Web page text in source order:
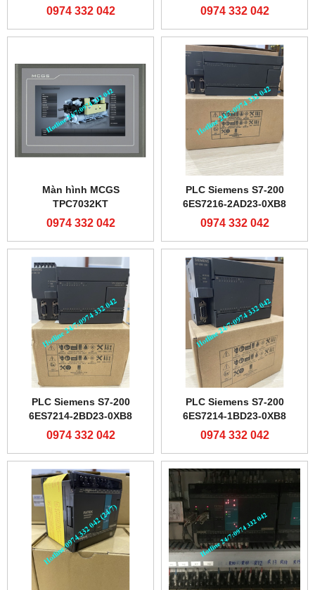
0974 332 042 0974 332 042
Màn hình MCGS
TPC7032KT
0974 332 042
PLC Siemens S7-200
6ES7216-2AD23-0XB8
0974 332 042
PLC Siemens S7-200
6ES7214-2BD23-0XB8
0974 332 042
PLC Siemens S7-200
6ES7214-1BD23-0XB8
0974 332 042